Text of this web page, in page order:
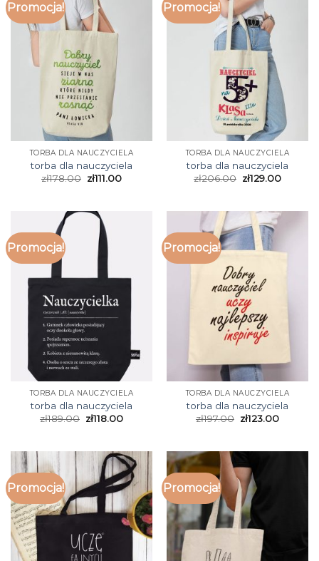
Promocja!
TORBA DLA NAUCZYCIELA
torba dla nauczyciela
zł178.00 zł111.00
Promocja!
TORBA DLA NAUCZYCIELA
torba dla nauczyciela
zł206.00 zł129.00
Promocja!
TORBA DLA NAUCZYCIELA
torba dla nauczyciela
zł189.00 zł118.00
Promocja!
TORBA DLA NAUCZYCIELA
torba dla nauczyciela
zł197.00 zł123.00
Promocja! Promocja!